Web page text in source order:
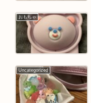
おもちゃ
Uncategorized